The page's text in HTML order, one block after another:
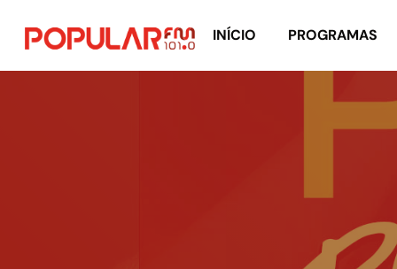
INÍCIO PROGRAMAS